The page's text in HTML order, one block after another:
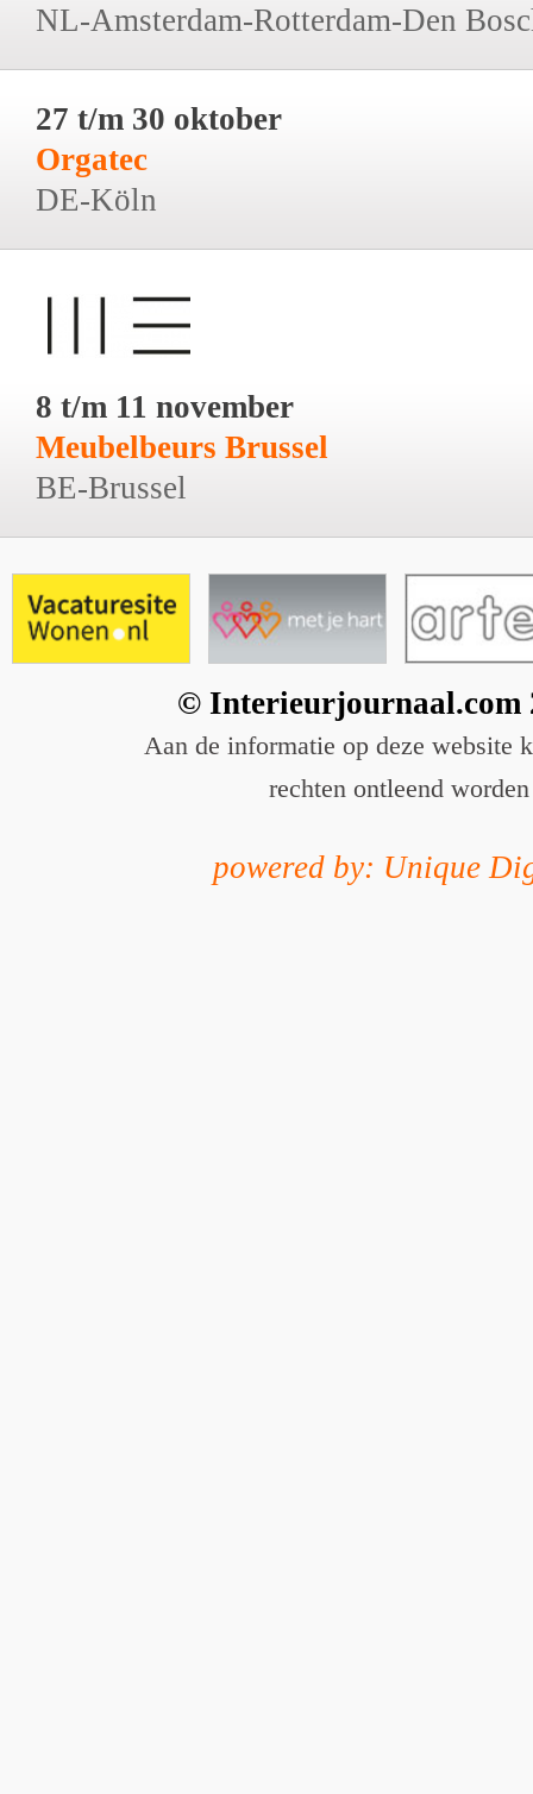
NL-Amsterdam-Rotterdam-Den
27 t/m 30 oktober
Orgatec
DE-Köln
8 t/m 11 november
Meubelbeurs Brussel
BE-Brussel
© Interieurjournaal.com
Aan de informatie op deze website
rechten ontleend worden
powered by: Unique